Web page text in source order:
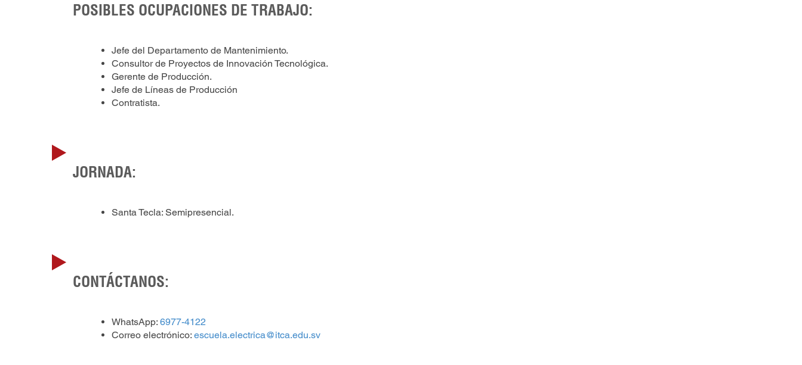
POSIBLES OCUPACIONES DE TRABAJO:
Jefe del Departamento de Mantenimiento.
Consultor de Proyectos de Innovación Tecnológica.
Gerente de Producción.
Jefe de Líneas de Producción
Contratista.
JORNADA:
Santa Tecla: Semipresencial.
CONTÁCTANOS:
WhatsApp: 6977-4122
Correo electrónico: escuela.electrica@itca.edu.sv